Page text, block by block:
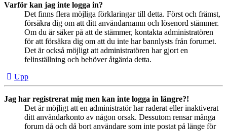
Varför kan jag inte logga in?
Det finns flera möjliga förklaringar till detta. Först och främst,
försäkra dig om att ditt användarnamn och lösenord stämmer.
Om du är säker på att de stämmer, kontakta administratören
för att försäkra dig om att du inte har bannlysts från forumet.
Det är också möjligt att administratören har gjort en
felinställning och behöver åtgärda detta.
Upp
Jag har registrerat mig men kan inte logga in längre?!
Det är möjligt att en administratör har raderat eller inaktiverat
ditt användarkonto av någon orsak. Dessutom rensar många
forum då och då bort användare som inte postat på länge för